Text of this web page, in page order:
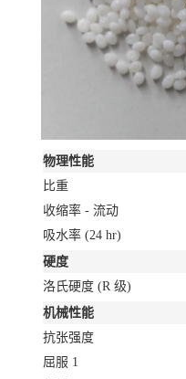
物理性能
比重
收缩率 - 流动
吸水率 (24 hr)
硬度
洛氏硬度 (R 级)
机械性能
抗张强度
屈服 1